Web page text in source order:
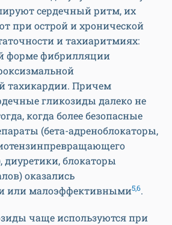
сердечный ритм, их
при острой и хронической
и тахиаритмиях:
форме фибрилляции
тахикардии. Причем
гликозиды далеко не
когда более безопасные
(бета-адреноблокаторы,
блокаторы
оказались
или малоэффективными5,6.
чаще используются при